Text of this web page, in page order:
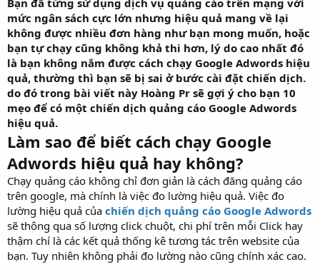
a
r
t
e
r
mức ngân sách cực lớn nhưng hiệu quả mang về lại
không được nhiều đơn hàng như bạn mong muốn, hoặc
bạn tự chạy cũng không khả thi hơn, lý do cao nhất đó
là bạn không nắm được cách chạy Google Adwords hiệu
quả, thường thì bạn sẽ bị sai ở bước cài đặt chiến dịch.
do đó trong bài viết này Hoàng Pr sẽ gợi ý cho bạn 10
mẹo để có một chiến dịch quảng cáo Google Adwords
hiệu quả.
Làm sao để biết cách chạy Google
Adwords hiệu quả hay không?
Chạy quảng cáo không chỉ đơn giản là cách đăng quảng cáo
trên google, mà chính là việc đo lường hiệu quả. Việc đo
lường hiệu quả của chiến dịch quảng cáo Google Adwords
sẽ thông qua số lượng click chuột, chi phí trên mỗi Click hay
thậm chí là các kết quả thống kê tương tác trên website của
bạn. Tuy nhiên không phải đo lường nào cũng chính xác cao.